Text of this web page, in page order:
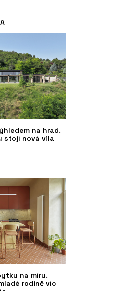
na hrad.
stojí nová vila
na míru.
rodině víc